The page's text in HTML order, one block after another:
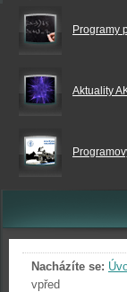
Programy
Aktuality
Nacházíte se:
vpřed